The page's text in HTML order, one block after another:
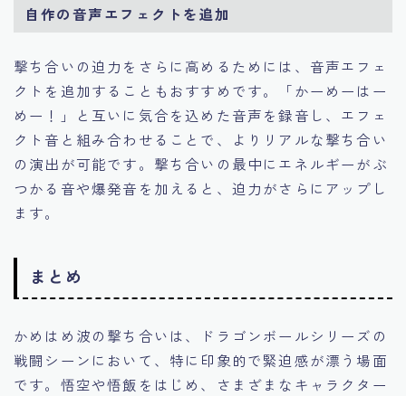
自作の音声エフェクトを追加
撃ち合いの迫力をさらに高めるためには、音声エフェ
クトを追加することもおすすめです。「かーめーはー
めー！」と互いに気合を込めた音声を録音し、エフェ
クト音と組み合わせることで、よりリアルな撃ち合い
の演出が可能です。撃ち合いの最中にエネルギーがぶ
つかる音や爆発音を加えると、迫力がさらにアップし
ます。
まとめ
かめはめ波の撃ち合いは、ドラゴンボールシリーズの
戦闘シーンにおいて、特に印象的で緊迫感が漂う場面
です。悟空や悟飯をはじめ、さまざまなキャラクター